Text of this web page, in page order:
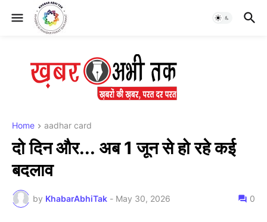
Home aadhar card
दो दिन और... अब 1 जून से हो रहे कई
बदलाव
by KhabarAbhiTak - May 30, 2026 0